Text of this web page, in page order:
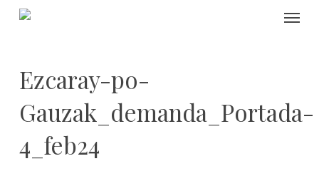
Skip
Ezcaray-po-
Gauzak_demanda_Portada-
4_feb24